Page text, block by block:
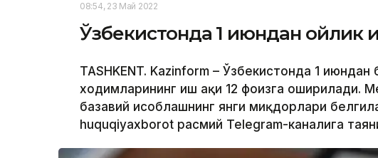
08:54, 23 Май 2022
Ўзбекистонда 1 июндан ойлик
TASHKENT. Kazinform – Ўзбекистонда 1
ходимларининг иш ҳақи 12 фоизга оширилади.
базавий ҳисоблашнинг янги миқдорлари
huquqiyaxborot расмий Telegram-каналига